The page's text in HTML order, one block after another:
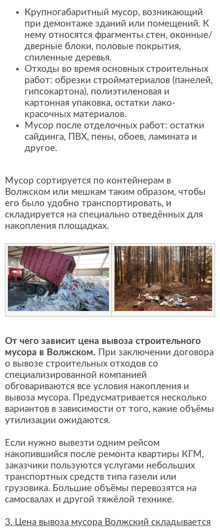
Крупногабаритный мусор, возникающий
при демонтаже зданий или помещений. К
нему относятся фрагменты стен, оконные/
дверные блоки, половые покрытия,
спиленные деревья.
Отходы во время основных строительных
работ: обрезки стройматериалов (панелей,
гипсокартона), полиэтиленовая и
картонная упаковка, остатки лако-
красочных материалов.
Мусор после отделочных работ: остатки
сайдинга, ПВХ, пены, обоев, ламината и
другое.
Мусор сортируется по контейнерам в
Волжском или мешкам таким образом, чтобы
его было удобно транспортировать, и
складируется на специально отведённых для
накопления площадках.
От чего зависит цена вывоза строительного
мусора в Волжском. При заключении договора
о вывозе строительных отходов со
специализированной компанией
обговариваются все условия накопления и
вывоза мусора. Предусматривается несколько
вариантов в зависимости от того, какие объёмы
утилизации ожидаются.
Если нужно вывезти одним рейсом
накопившийся после ремонта квартиры КГМ,
заказчики пользуются услугами небольших
транспортных средств типа газели или
грузовика. Большие объёмы перевозятся на
самосвалах и другой тяжёлой технике.
3. Цена вывоза мусора Волжский складывается